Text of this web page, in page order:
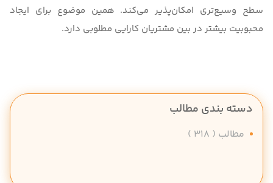
سطح وسیع‌تری امکان‌پذیر می‌کند. همین موضوع برای ایجاد
محبوبیت بیشتر در بین مشتریان کارایی مطلوبی دارد.
دسته بندی مطالب
مطالب ( 318 )